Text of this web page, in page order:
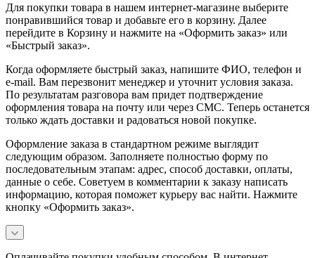
Для покупки товара в нашем интернет-магазине выберите
понравившийся товар и добавьте его в корзину. Далее
перейдите в Корзину и нажмите на «Оформить заказ» или
«Быстрый заказ».
Когда оформляете быстрый заказ, напишите ФИО, телефон и
e-mail. Вам перезвонит менеджер и уточнит условия заказа.
По результатам разговора вам придет подтверждение
оформления товара на почту или через СМС. Теперь останется
только ждать доставки и радоваться новой покупке.
Оформление заказа в стандартном режиме выглядит
следующим образом. Заполняете полностью форму по
последовательным этапам: адрес, способ доставки, оплаты,
данные о себе. Советуем в комментарии к заказу написать
информацию, которая поможет курьеру вас найти. Нажмите
кнопку «Оформить заказ».